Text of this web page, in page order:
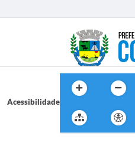
Acessibilidade